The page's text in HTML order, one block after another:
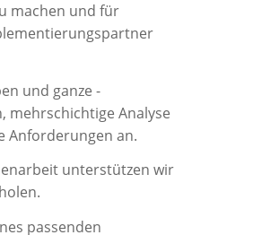
machen und für
lementierungspartner
und ganze -
mehrschichtige Analyse
Anforderungen an.
unterstützen wir
passenden